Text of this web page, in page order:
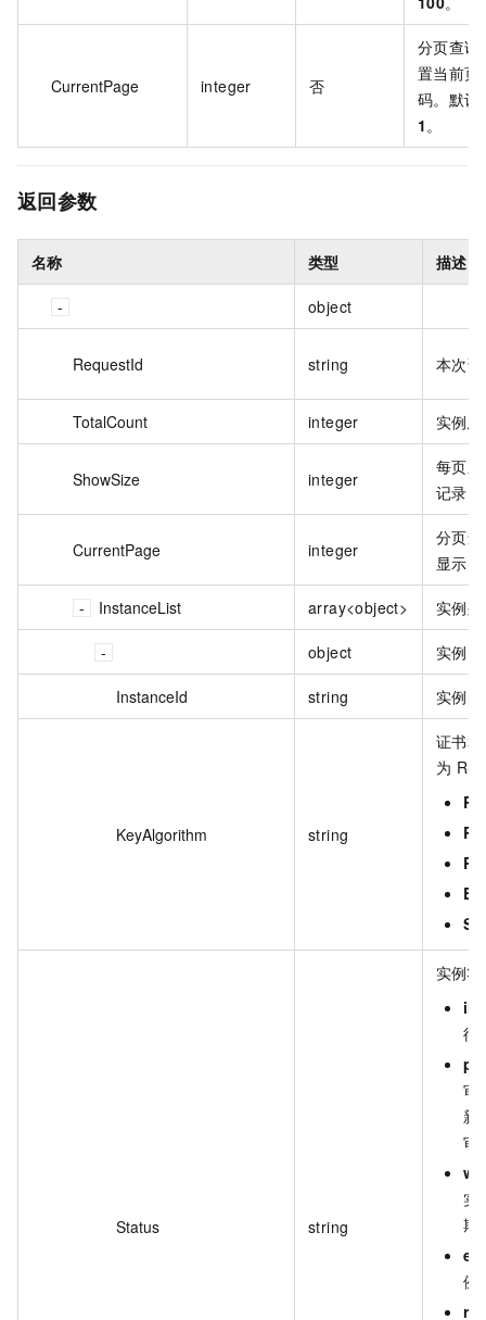
CurrentPage integer 否
分页查询
置当前页
码。默认
1。
返回参数
名称 类型 描述
object
RequestId string 本次
TotalCount integer 实例
ShowSize integer
每页
记录。
CurrentPage integer
分页
显示
InstanceList array<object> 实例
object 实例。
InstanceId string 实例
KeyAlgorithm string
证书
为
Status string
实例
待
审
新
审
实
期
例